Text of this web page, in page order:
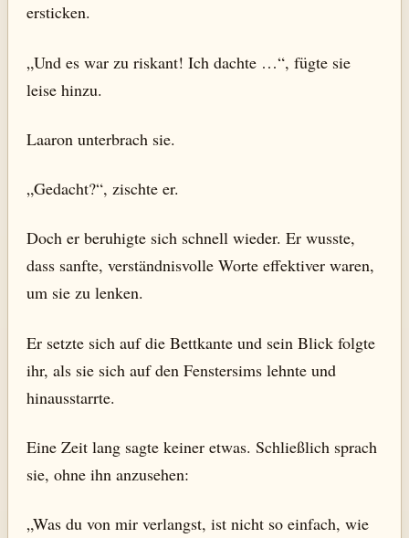
ersticken.
„Und es war zu riskant! Ich dachte …“, fügte sie
leise hinzu.
Laaron unterbrach sie.
„Gedacht?“, zischte er.
Doch er beruhigte sich schnell wieder. Er wusste,
dass sanfte, verständnisvolle Worte effektiver waren,
um sie zu lenken.
Er setzte sich auf die Bettkante und sein Blick folgte
ihr, als sie sich auf den Fenstersims lehnte und
hinausstarrte.
Eine Zeit lang sagte keiner etwas. Schließlich sprach
sie, ohne ihn anzusehen:
„Was du von mir verlangst, ist nicht so einfach, wie